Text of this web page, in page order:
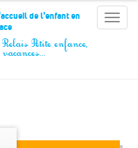
Toggle
de l'enfant en
Petite enfance,